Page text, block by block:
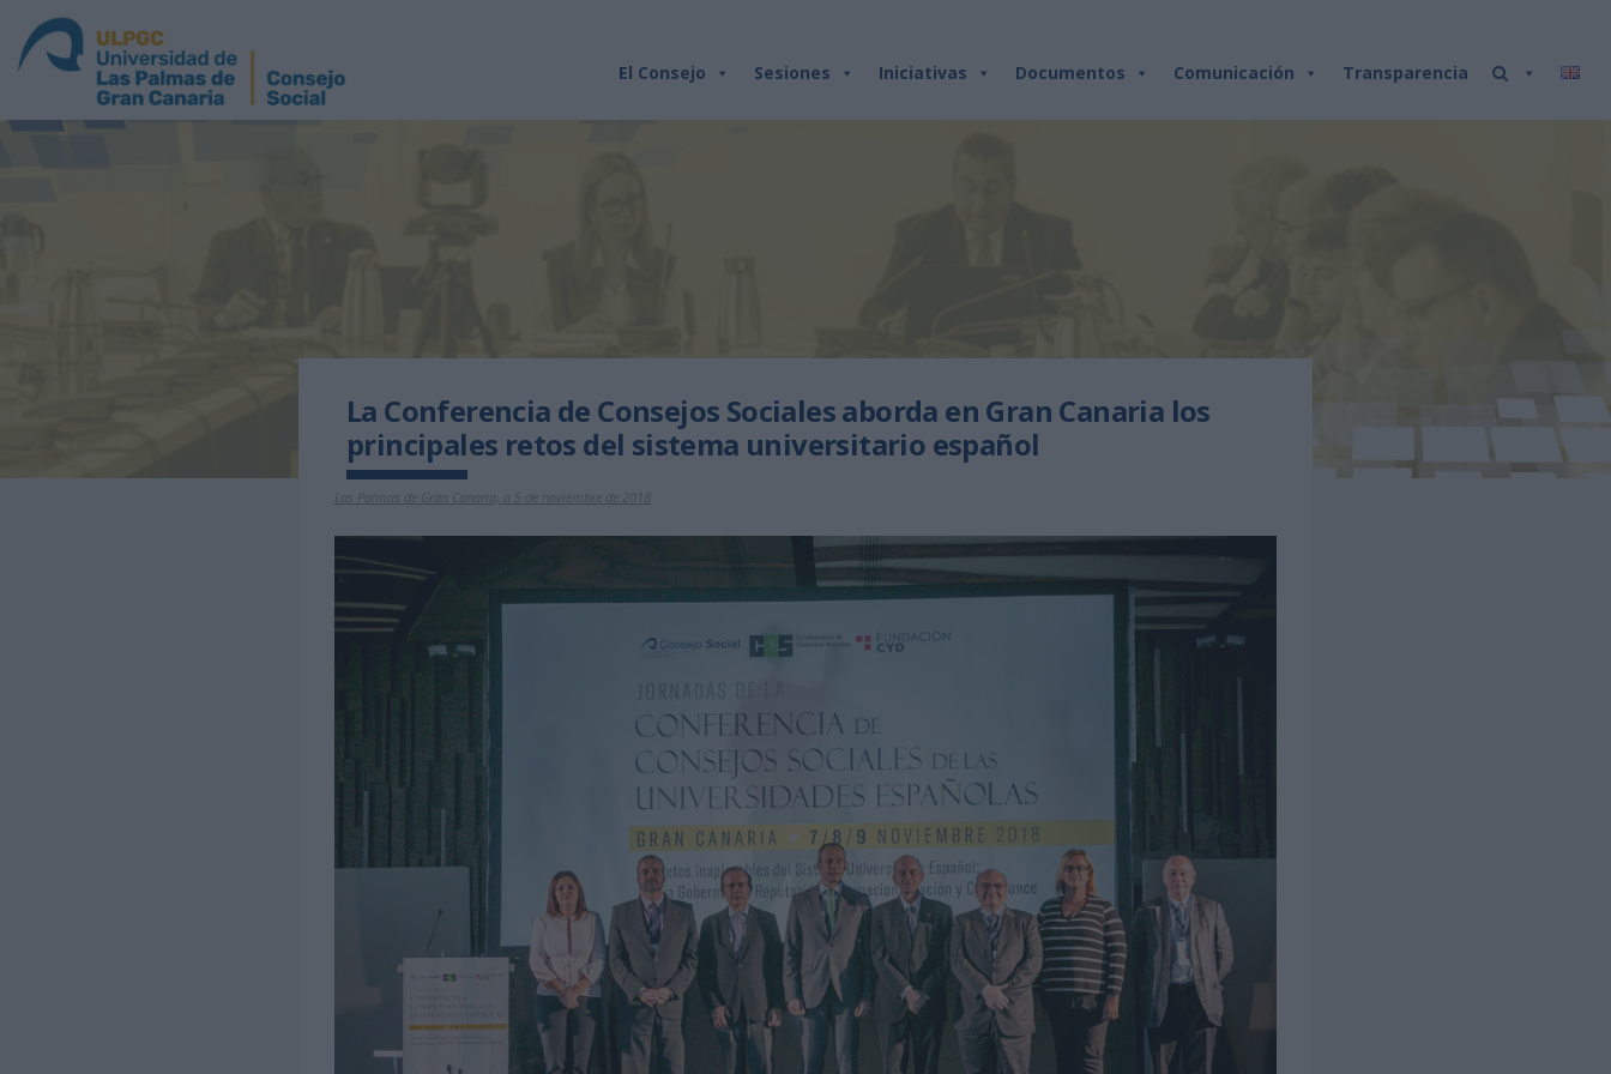
El Consejo Sesiones Iniciativas Documentos Comunicación Transparencia
La Conferencia de Consejos Sociales aborda en Gran Canaria los
principales retos del sistema universitario español
Las Palmas de Gran Canaria, a 5 de noviembre de 2018